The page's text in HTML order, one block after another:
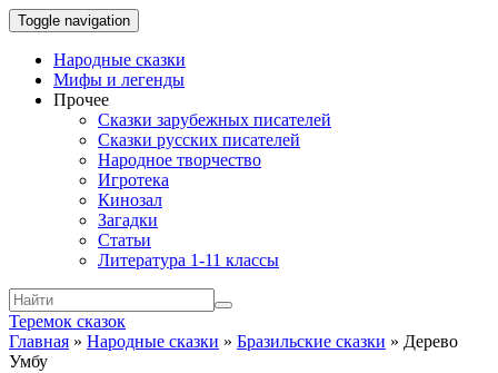
Toggle navigation
Народные сказки
Мифы и легенды
Прочее
Сказки зарубежных писателей
Сказки русских писателей
Народное творчество
Игротека
Кинозал
Загадки
Статьи
Литература 1-11 классы
Теремок сказок
Главная » Народные сказки » Бразильские сказки » Дерево
Умбу